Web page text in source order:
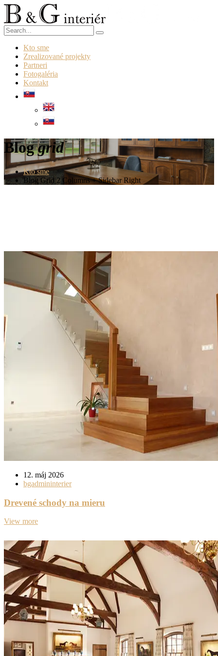
Kto sme
Zrealizované projekty
Partneri
Fotogaléria
Kontakt
Bloggrid
Kto sme
Blog Grid 2 Columns + Sidebar Right
12. máj 2026
bgadmininterier
Drevené schody na mieru
View more